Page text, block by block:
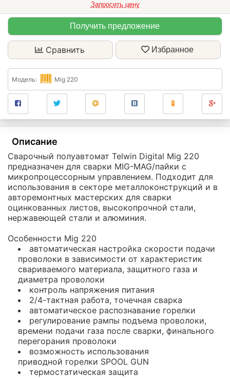
Запросить цену
Получить предложение
Сравнить Избранное
Модель: Mig 220
Описание
Сварочный полуавтомат Telwin Digital Mig 220
предназначен для сварки MIG-MAG/пайки с
микропроцессорным управлением. Подходит для
использования в секторе металлоконструкций и в
авторемонтных мастерских для сварки
оцинкованных листов, высокопрочной стали,
нержавеющей стали и алюминия.
Особенности Mig 220
автоматическая настройка скорости подачи
проволоки в зависимости от характеристик
свариваемого материала, защитного газа и
диаметра проволоки
контроль напряжения питания
2/4-тактная работа, точечная сварка
автоматическое распознавание горелки
регулирование рампы подъема проволоки,
времени подачи газа после сварки, финального
перегорания проволоки
возможность использования
приводной горелки SPOOL GUN
термостатическая защита